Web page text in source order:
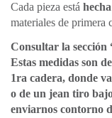
Cada pieza está
materiales de primera
Consultar la sección
Estas medidas son
1ra cadera, donde
o de un jean tiro
enviarnos contorno